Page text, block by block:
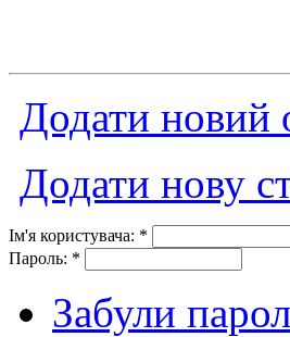
Додати новий
Додати нову
Ім'я користувача: *
Пароль: *
Забули